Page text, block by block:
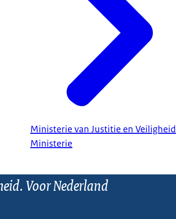
Ministerie van Justitie en Veiligheid
Ministerie
Voor Nederland